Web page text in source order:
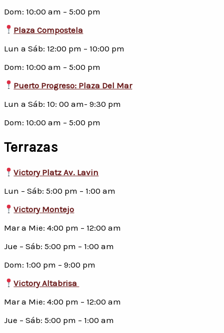
Dom: 10:00 am – 5:00 pm
Plaza Compostela
Lun a Sáb: 12:00 pm – 10:00 pm
Dom: 10:00 am – 5:00 pm
Puerto Progreso: Plaza Del Mar
Lun a Sáb: 10: 00 am- 9:30 pm
Dom: 10:00 am – 5:00 pm
Terrazas
Victory Platz Av. Lavin
Lun – Sáb: 5:00 pm – 1:00 am
Victory Montejo
Mar a Mie: 4:00 pm – 12:00 am
Jue – Sáb: 5:00 pm – 1:00 am
Dom: 1:00 pm – 9:00 pm
Victory Altabrisa
Mar a Mie: 4:00 pm – 12:00 am
Jue – Sáb: 5:00 pm – 1:00 am